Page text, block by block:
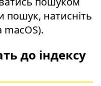
пошук, натисніть
macOS).
до індексу